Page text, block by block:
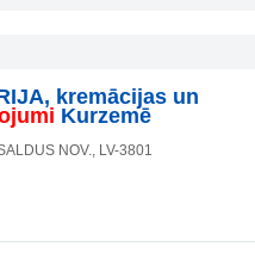
kremācijas un
Kurzemē
NOV., LV-3801